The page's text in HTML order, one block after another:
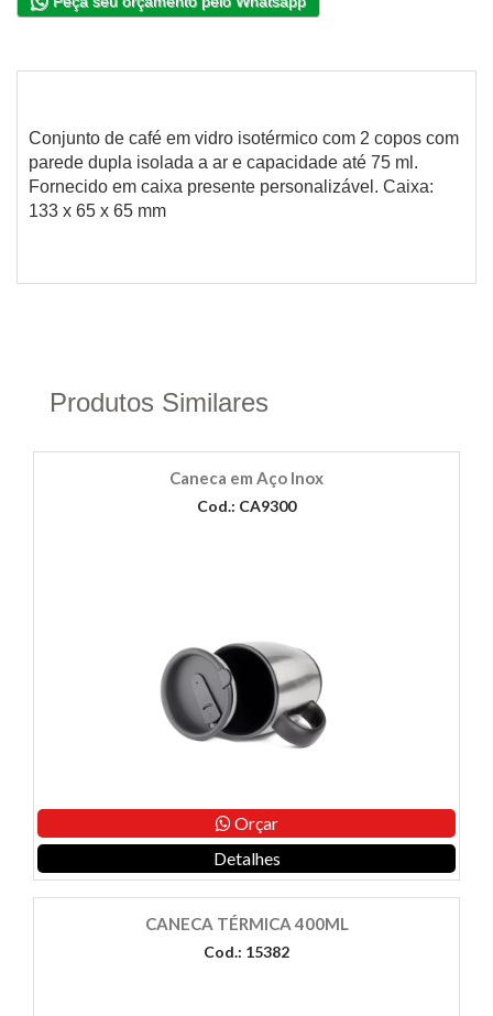
Conjunto de café em vidro isotérmico com 2 copos com
parede dupla isolada a ar e capacidade até 75 ml.
Fornecido em caixa presente personalizável. Caixa:
133 x 65 x 65 mm
Produtos Similares
Caneca em Aço Inox
Cod.: CA9300
Orçar
Detalhes
CANECA TÉRMICA 400ML
Cod.: 15382